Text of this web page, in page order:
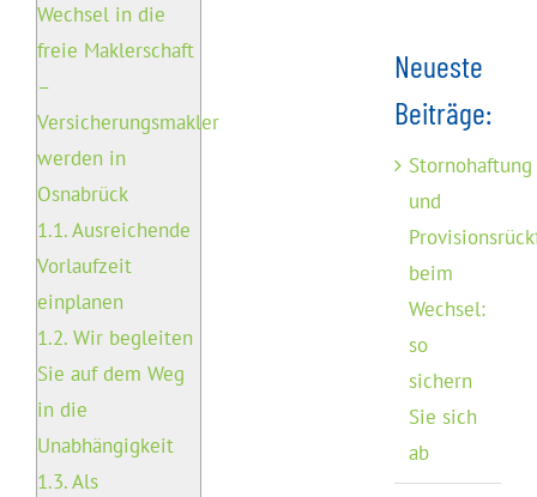
Wechsel in die
freie Maklerschaft
–
Versicherungsmakler
werden in
Osnabrück
1.1.Ausreichende
Vorlaufzeit
einplanen
1.2. Wir begleiten
Sie auf dem Weg
in die
Unabhängigkeit
1.3.Als
Neueste
Beiträge:
Stornohaftung
und
beim
Wechsel:
so
sichern
Sie sich
ab